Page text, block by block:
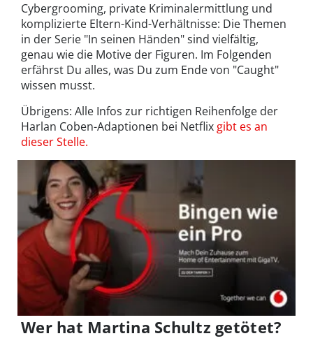
Cybergrooming, private Kriminalermittlung und
komplizierte Eltern-Kind-Verhältnisse: Die Themen
in der Serie "In seinen Händen" sind vielfältig,
genau wie die Motive der Figuren. Im Folgenden
erfährst Du alles, was Du zum Ende von "Caught"
wissen musst.
Übrigens: Alle Infos zur richtigen Reihenfolge der
Harlan Coben-Adaptionen bei Netflix gibt es an
dieser Stelle.
Wer hat Martina Schultz getötet?